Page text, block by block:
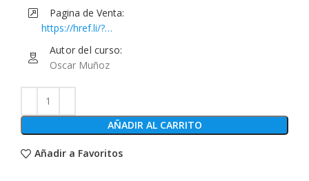
Pagina de Venta:
https://href.li/?
https://www.musihacks.com/offers/Xqvv5Thv/checkout
Autor del curso:
Oscar Muñoz
AÑADIR AL CARRITO
Añadir a Favoritos